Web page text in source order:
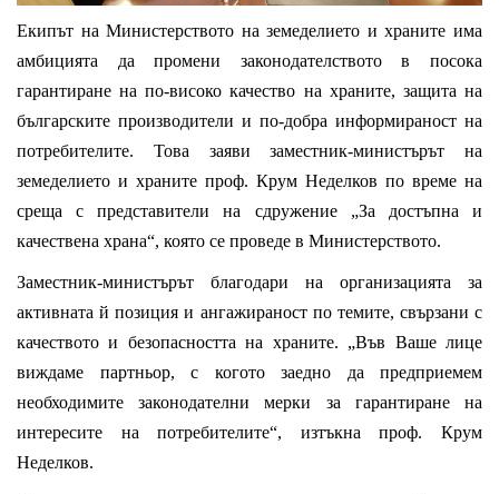
Екипът на Министерството на земеделието и храните има
амбицията да промени законодателството в посока
гарантиране на по-високо качество на храните, защита на
българските производители и по-добра информираност на
потребителите. Това заяви заместник-министърът на
земеделието и храните проф. Крум Неделков по време на
среща с представители на сдружение „За достъпна и
качествена храна“, която се проведе в Министерството.
Заместник-министърът благодари на организацията за
активната й позиция и ангажираност по темите, свързани с
качеството и безопасността на храните. „Във Ваше лице
виждаме партньор, с когото заедно да предприемем
необходимите законодателни мерки за гарантиране на
интересите на потребителите“, изтъкна проф. Крум
Неделков.